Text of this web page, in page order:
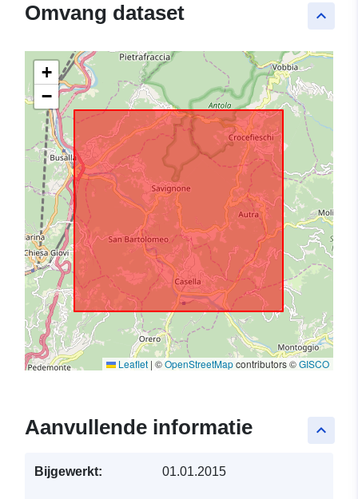
keyboard_arrow_up
Omvang dataset
+
−
Leaflet | ©OpenStreetMapcontributors ©GISCO
keyboard_arrow_up
Aanvullende informatie
Bijgewerkt: 01.01.2015